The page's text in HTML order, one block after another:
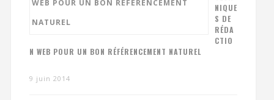
NIQUE
S DE
RÉDA
CTIO
N WEB POUR UN BON RÉFÉRENCEMENT NATUREL
9 juin 2014